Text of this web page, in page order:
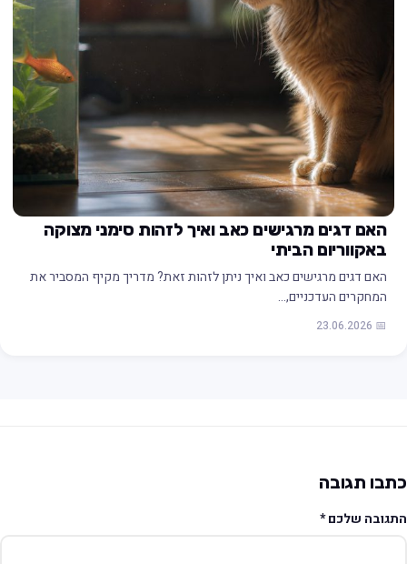
האם דגים מרגישים כאב ואיך לזהות סימני מצוקה
באקווריום הביתי
האם דגים מרגישים כאב ואיך ניתן לזהות זאת? מדריך מקיף המסביר את
המחקרים העדכניים,…
📅 23.06.2026
תגובה
שלכם*